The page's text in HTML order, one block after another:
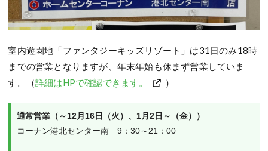
室内遊園地「ファンタジーキッズリゾート」は31日のみ18時
までの営業となりますが、年末年始も休まず営業していま
す。（詳細はHPで確認できます。 ）
通常営業（～12月16日（火）、1月2日～（金））
コーナン港北センター南　9：30～21：00